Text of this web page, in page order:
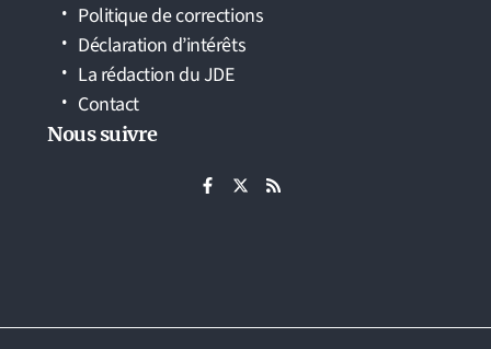
Politique de corrections
Déclaration d’intérêts
La rédaction du JDE
Contact
Nous suivre